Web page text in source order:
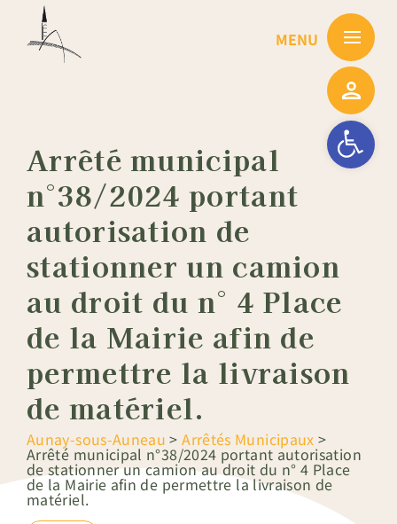
Ouvrir la
Arrêté municipal
n°38/2024 portant
autorisation de
stationner un camion
au droit du n° 4 Place
de la Mairie afin de
permettre la livraison
de matériel.
Aunay-sous-Auneau >Arrêtés Municipaux >
Arrêté municipal n°38/2024 portant autorisation
de stationner un camion au droit du n° 4 Place
de la Mairie afin de permettre la livraison de
matériel.